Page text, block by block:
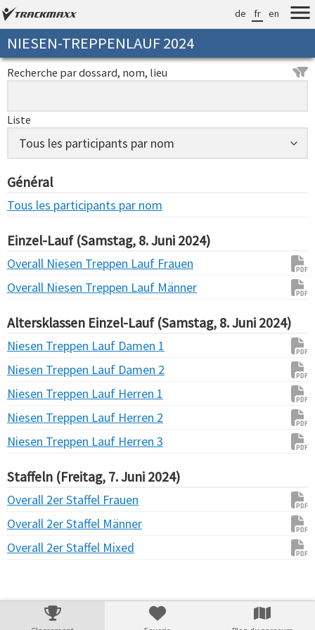
de fr en
NIESEN-TREPPENLAUF 2024
Recherche par dossard, nom, lieu
Liste
Général
Tous les participants par nom
Einzel-Lauf (Samstag, 8. Juni 2024)
Overall Niesen Treppen Lauf Frauen
Overall Niesen Treppen Lauf Männer
Altersklassen Einzel-Lauf (Samstag, 8. Juni 2024)
Niesen Treppen Lauf Damen 1
Niesen Treppen Lauf Damen 2
Niesen Treppen Lauf Herren 1
Niesen Treppen Lauf Herren 2
Niesen Treppen Lauf Herren 3
Staffeln (Freitag, 7. Juni 2024)
Overall 2er Staffel Frauen
Overall 2er Staffel Männer
Overall 2er Staffel Mixed